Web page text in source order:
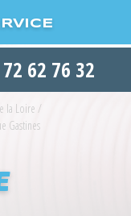
62 76 32
la Loire /
Gastines